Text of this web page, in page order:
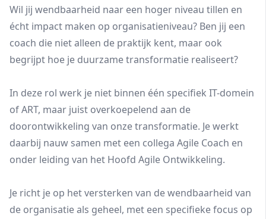
Wil jij wendbaarheid naar een hoger niveau tillen en
écht impact maken op organisatieniveau? Ben jij een
coach die niet alleen de praktijk kent, maar ook
begrijpt hoe je duurzame transformatie realiseert?
In deze rol werk je niet binnen één specifiek IT-domein
of ART, maar juist overkoepelend aan de
doorontwikkeling van onze transformatie. Je werkt
daarbij nauw samen met een collega Agile Coach en
onder leiding van het Hoofd Agile Ontwikkeling.
Je richt je op het versterken van de wendbaarheid van
de organisatie als geheel, met een specifieke focus op